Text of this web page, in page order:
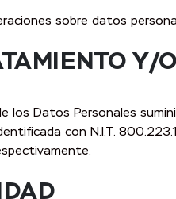
sobre datos
Y/
los Datos Personales
con N.I.T.